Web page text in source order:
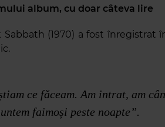
album, cu doar câteva lire
(1970) a fost înregistrat
ce făceam. Am intrat, am
faimoși peste noapte”.